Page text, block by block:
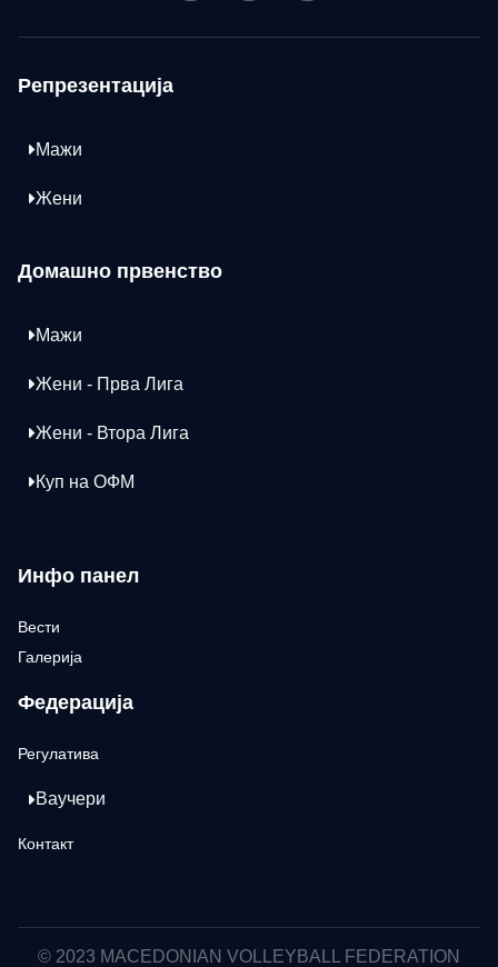
Репрезентација
Мажи
Жени
Домашно првенство
Мажи
Жени - Прва Лига
Жени - Втора Лига
Куп на ОФМ
Инфо панел
Вести
Галерија
Федерација
Регулатива
Ваучери
Контакт
© 2023 MACEDONIAN VOLLEYBALL FEDERATION